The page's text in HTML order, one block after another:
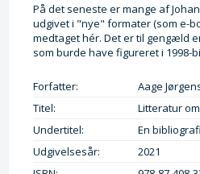
På det seneste er mange af
udgivet i "nye" formater (som e-
medtaget hér. Det er til gengæld
som burde have figureret i 1998-
Forfatter:
Aage
Titel:
Litteratur
Undertitel:
En
Udgivelsesår:
2021